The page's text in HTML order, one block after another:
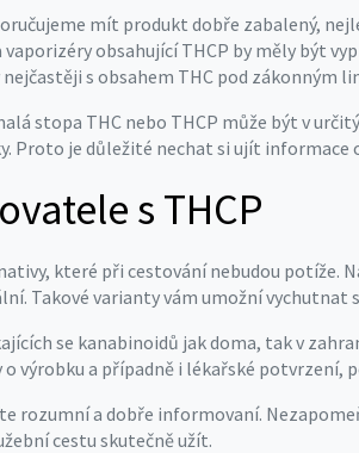
mít produkt dobře zabalený,
obsahující THCP by měly být
s obsahem THC pod zákonným
stopa THC nebo THCP může být v
Proto je důležité nechat si ujít
s THCP
které při cestování nebudou potíže.
Takové varianty vám umožní
se kanabinoidů jak doma, tak v
výrobku a případně i lékařské potvrzení,
rozumní a dobře informovaní.
cestu skutečně užít.